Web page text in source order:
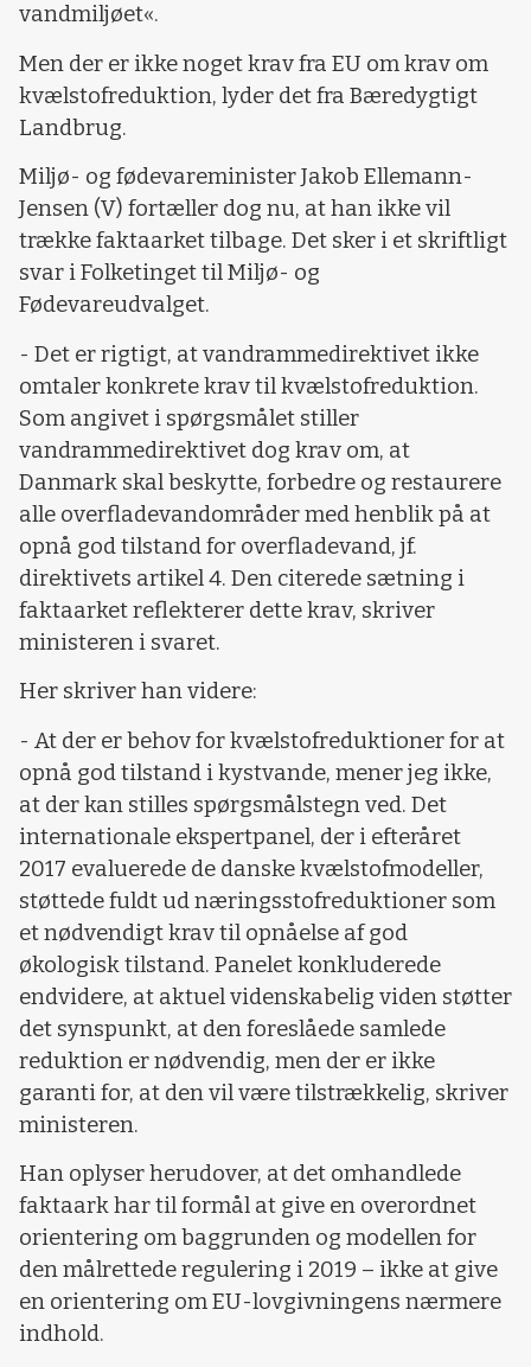
vandmiljøet«.
Men der er ikke noget krav fra EU om krav om
kvælstofreduktion, lyder det fra Bæredygtigt
Landbrug.
Miljø- og fødevareminister Jakob Ellemann-
Jensen (V) fortæller dog nu, at han ikke vil
trække faktaarket tilbage. Det sker i et skriftligt
svar i Folketinget til Miljø- og
Fødevareudvalget.
- Det er rigtigt, at vandrammedirektivet ikke
omtaler konkrete krav til kvælstofreduktion.
Som angivet i spørgsmålet stiller
vandrammedirektivet dog krav om, at
Danmark skal beskytte, forbedre og restaurere
alle overfladevandområder med henblik på at
opnå god tilstand for overfladevand, jf.
direktivets artikel 4. Den citerede sætning i
faktaarket reflekterer dette krav, skriver
ministeren i svaret.
Her skriver han videre:
- At der er behov for kvælstofreduktioner for at
opnå god tilstand i kystvande, mener jeg ikke,
at der kan stilles spørgsmålstegn ved. Det
internationale ekspertpanel, der i efteråret
2017 evaluerede de danske kvælstofmodeller,
støttede fuldt ud næringsstofreduktioner som
et nødvendigt krav til opnåelse af god
økologisk tilstand. Panelet konkluderede
endvidere, at aktuel videnskabelig viden støtter
det synspunkt, at den foreslåede samlede
reduktion er nødvendig, men der er ikke
garanti for, at den vil være tilstrækkelig, skriver
ministeren.
Han oplyser herudover, at det omhandlede
faktaark har til formål at give en overordnet
orientering om baggrunden og modellen for
den målrettede regulering i 2019 – ikke at give
en orientering om EU-lovgivningens nærmere
indhold.